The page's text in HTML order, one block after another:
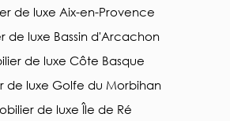
de luxe Aix-en-Provence
de luxe Bassin d'Arcachon
de luxe Côte Basque
de luxe Golfe du Morbihan
de luxe Île de Ré